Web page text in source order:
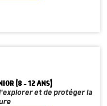
(8 - 12 ANS)
et de protéger la